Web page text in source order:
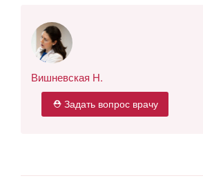
Вишневская Н.
⛑ Задать вопрос врачу